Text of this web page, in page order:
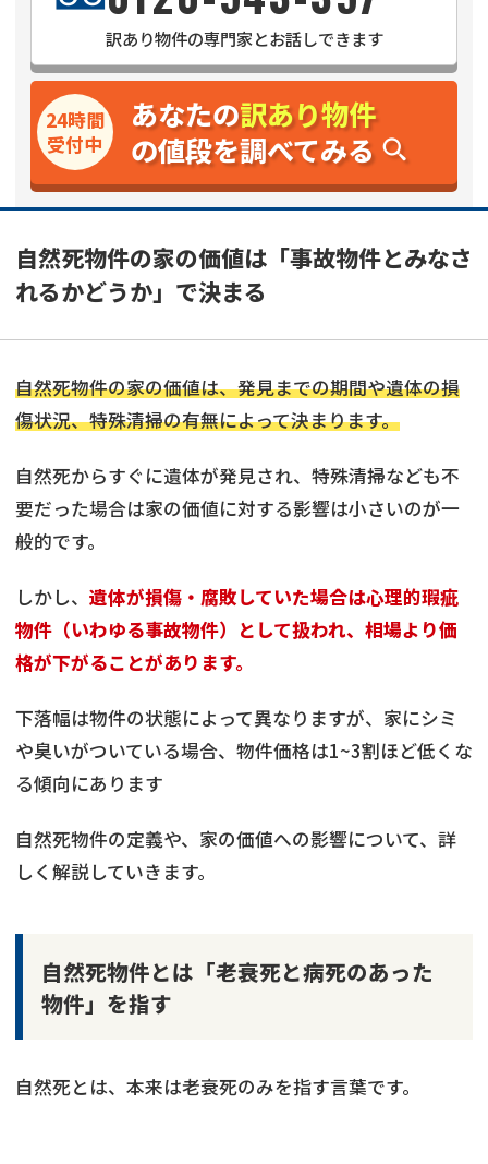
訳あり物件の専門家とお話しできます
あなたの訳あり物件
の値段を調べてみる
24時間
受付中
自然死物件の家の価値は「事故物件とみなさ
れるかどうか」で決まる
自然死物件の家の価値は、発見までの期間や遺体の損
傷状況、特殊清掃の有無によって決まります。
自然死からすぐに遺体が発見され、特殊清掃なども不
要だった場合は家の価値に対する影響は小さいのが一
般的です。
しかし、 遺体が損傷・腐敗していた場合は心理的瑕疵
物件（いわゆる事故物件）として扱われ、相場より価
格が下がることがあります。
下落幅は物件の状態によって異なりますが、家にシミ
や臭いがついている場合、物件価格は1~3割ほど低くな
る傾向にあります
自然死物件の定義や、家の価値への影響について、詳
しく解説していきます。
自然死物件とは「老衰死と病死のあった
物件」を指す
自然死とは、本来は老衰死のみを指す言葉です。